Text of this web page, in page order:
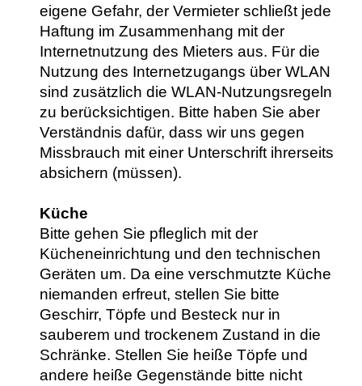
eigene Gefahr, der Vermieter schließt jede
Haftung im Zusammenhang mit der
Internetnutzung des Mieters aus. Für die
Nutzung des Internetzugangs über WLAN
sind zusätzlich die WLAN-Nutzungsregeln
zu berücksichtigen. Bitte haben Sie aber
Verständnis dafür, dass wir uns gegen
Missbrauch mit einer Unterschrift ihrerseits
absichern (müssen).
Küche
Bitte gehen Sie pfleglich mit der
Kücheneinrichtung und den technischen
Geräten um. Da eine verschmutzte Küche
niemanden erfreut, stellen Sie bitte
Geschirr, Töpfe und Besteck nur in
sauberem und trockenem Zustand in die
Schränke. Stellen Sie heiße Töpfe und
andere heiße Gegenstände bitte nicht